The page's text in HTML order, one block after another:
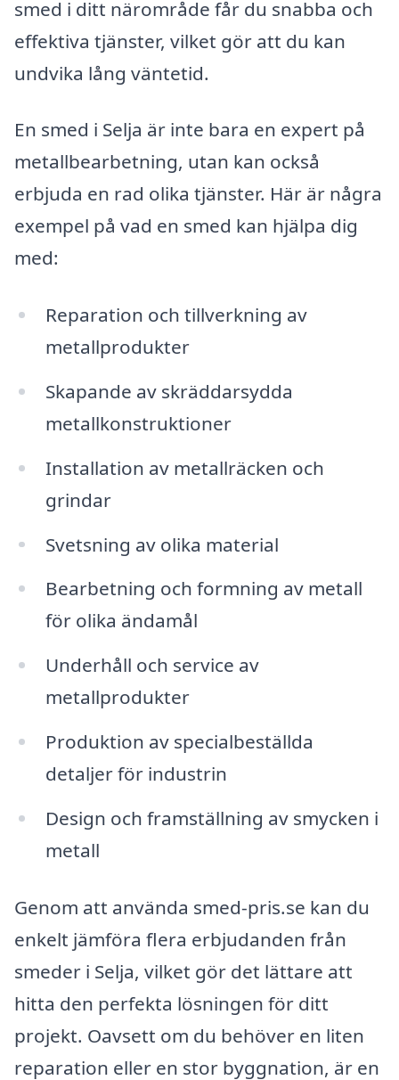
smed i ditt närområde får du snabba och
effektiva tjänster, vilket gör att du kan
undvika lång väntetid.
En smed i Selja är inte bara en expert på
metallbearbetning, utan kan också
erbjuda en rad olika tjänster. Här är några
exempel på vad en smed kan hjälpa dig
med:
Reparation och tillverkning av
metallprodukter
Skapande av skräddarsydda
metallkonstruktioner
Installation av metallräcken och
grindar
Svetsning av olika material
Bearbetning och formning av metall
för olika ändamål
Underhåll och service av
metallprodukter
Produktion av specialbeställda
detaljer för industrin
Design och framställning av smycken i
metall
Genom att använda smed-pris.se kan du
enkelt jämföra flera erbjudanden från
smeder i Selja, vilket gör det lättare att
hitta den perfekta lösningen för ditt
projekt. Oavsett om du behöver en liten
reparation eller en stor byggnation, är en